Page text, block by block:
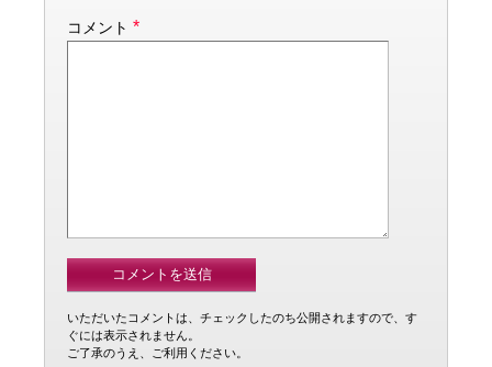
コメント *
いただいたコメントは、チェックしたのち公開されますので、す
ぐには表示されません。
ご了承のうえ、ご利用ください。